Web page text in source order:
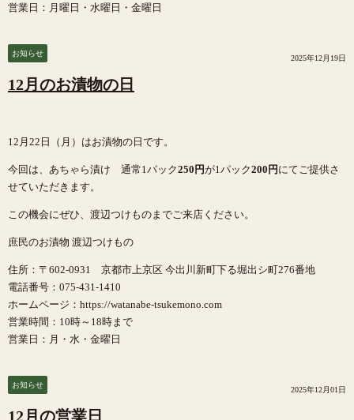
営業日：月曜日・水曜日・金曜日
お知らせ
2025年12月19日
12月のお漬物の日
12月22日（月）はお漬物の日です。
今回は、あちゃら漬け 通常1パック250円が1パック200円 にてご提供さ
せていただきます。
この機会にぜひ、渡辺つけものまでご来店ください。
庶民のお漬物 渡辺つけもの
住所：〒602-0931 京都市上京区 今出川新町下る堀出シ町276番地
電話番号：075-431-1410
ホームページ：https://watanabe-tsukemono.com
営業時間：10時～18時まで
営業日：月・水・金曜日
お知らせ
2025年12月01日
12月の営業日